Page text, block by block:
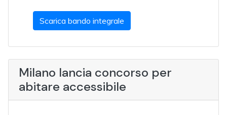
Scarica bando integrale
Milano lancia concorso per
abitare accessibile